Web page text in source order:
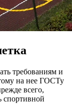
требованиям и
на нее ГОСТу
всего,
спортивной